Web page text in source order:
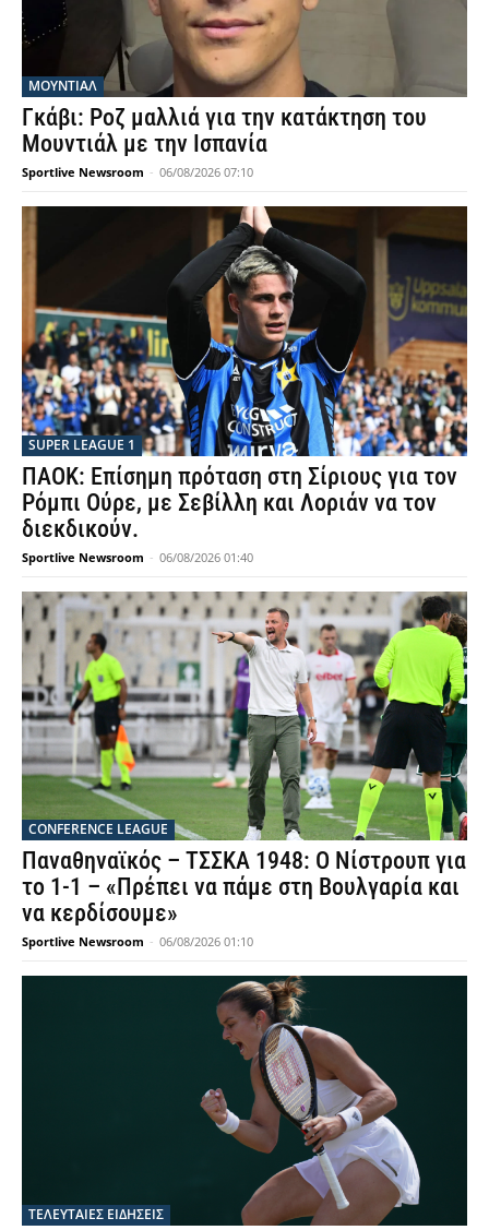
ΜΟΥΝΤΙΆΛ
Γκάβι: Ροζ μαλλιά για την κατάκτηση του
Μουντιάλ με την Ισπανία
Sportlive Newsroom - 06/08/2026 07:10
SUPER LEAGUE 1
ΠΑΟΚ: Επίσημη πρόταση στη Σίριους για τον
Ρόμπι Ούρε, με Σεβίλλη και Λοριάν να τον
διεκδικούν.
Sportlive Newsroom - 06/08/2026 01:40
CONFERENCE LEAGUE
Παναθηναϊκός – ΤΣΣΚΑ 1948: Ο Νίστρουπ για
το 1-1 – «Πρέπει να πάμε στη Βουλγαρία και
να κερδίσουμε»
Sportlive Newsroom - 06/08/2026 01:10
ΤΕΛΕΥΤΑΙΕΣ ΕΙΔΗΣΕΙΣ